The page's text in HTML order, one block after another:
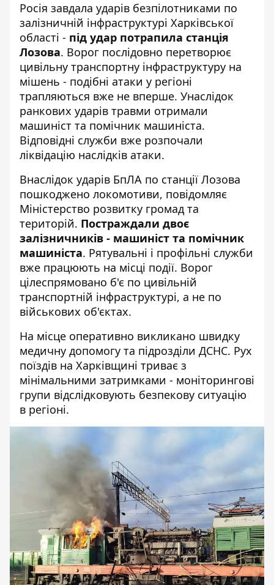
Росія завдала ударів безпілотниками по
залізничній інфраструктурі Харківської
області - під удар потрапила станція
Лозова. Ворог послідовно перетворює
цивільну транспортну інфраструктуру на
мішень - подібні атаки у регіоні
трапляються вже не вперше. Унаслідок
ранкових ударів травми отримали
машиніст та помічник машиніста.
Відповідні служби вже розпочали
ліквідацію наслідків атаки.
Внаслідок ударів БпЛА по станції Лозова
пошкоджено локомотиви, повідомляє
Міністерство розвитку громад та
територій. Постраждали двоє
залізничників - машиніст та помічник
машиніста. Рятувальні і профільні служби
вже працюють на місці події. Ворог
цілеспрямовано б'є по цивільній
транспортній інфраструктурі, а не по
військових об'єктах.
На місце оперативно викликано швидку
медичну допомогу та підрозділи ДСНС. Рух
поїздів на Харківщині триває з
мінімальними затримками - моніторингові
групи відслідковують безпекову ситуацію
в регіоні.